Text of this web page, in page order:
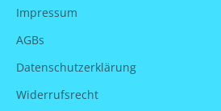
Impressum
AGBs
Datenschutzerklärung
Widerrufsrecht